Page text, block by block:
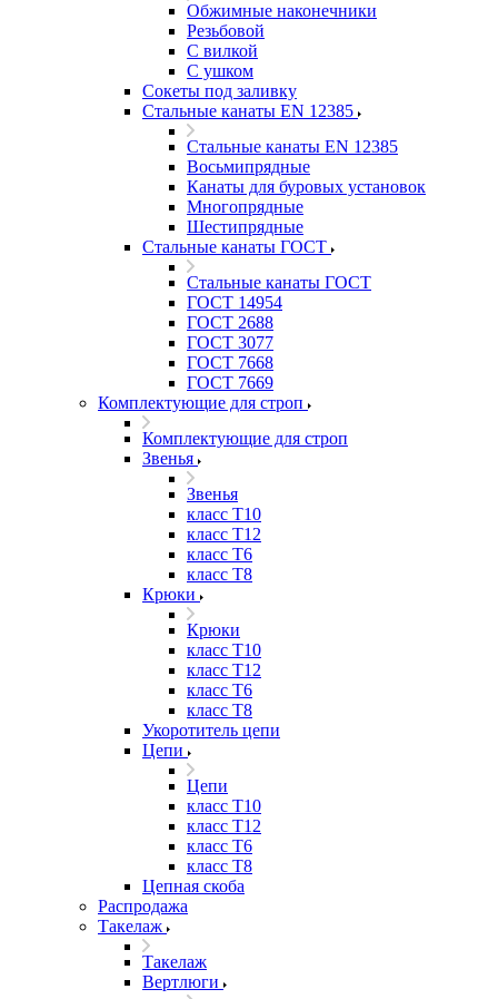
Обжимные наконечники
Резьбовой
С вилкой
С ушком
Сокеты под заливку
Стальные канаты EN 12385
Стальные канаты EN 12385
Восьмипрядные
Канаты для буровых установок
Многопрядные
Шестипрядные
Стальные канаты ГОСТ
Стальные канаты ГОСТ
ГОСТ 14954
ГОСТ 2688
ГОСТ 3077
ГОСТ 7668
ГОСТ 7669
Комплектующие для строп
Комплектующие для строп
Звенья
Звенья
класс Т10
класс Т12
класс Т6
класс Т8
Крюки
Крюки
класс Т10
класс Т12
класс Т6
класс Т8
Укоротитель цепи
Цепи
Цепи
класс Т10
класс Т12
класс Т6
класс Т8
Цепная скоба
Распродажа
Такелаж
Такелаж
Вертлюги